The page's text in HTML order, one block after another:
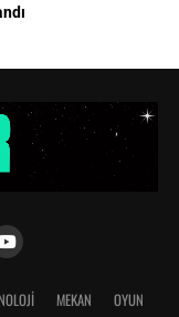
MEKAN OYUN